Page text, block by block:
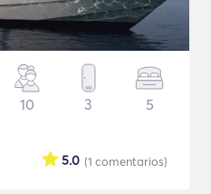
10 3 5
(1 comentarios)
5.0